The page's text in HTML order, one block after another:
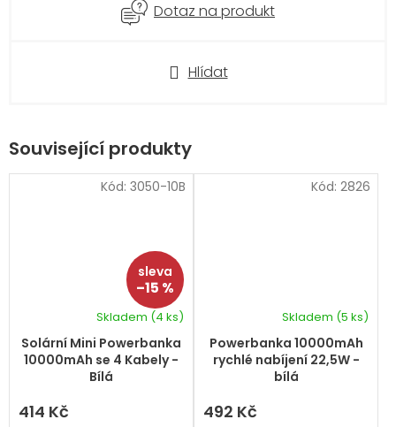
Hlídat
Dotaz na produkt
Související produkty
–15 %
Solární Mini Powerbanka
10000mAh se 4 Kabely -
Bílá
Skladem (4 ks)
414 Kč
Kód: 3050-10B
Powerbanka 10000mAh
rychlé nabíjení 22,5W -
bílá
Skladem (5 ks)
492 Kč
Kód: 2826